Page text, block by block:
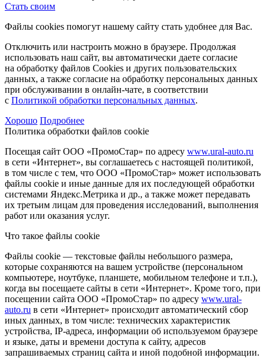
Стать своим
Файлы cookies помогут нашему сайту стать удобнее для Вас.
Отключить или настроить можно в браузере. Продолжая
использовать наш сайт, вы автоматически даете согласие
на обработку файлов Cookies и других пользовательских
данных, а также согласие на обработку персональных данных
при обслуживании в онлайн-чате, в соответствии
с Политикой обработки персональных данных.
Хорошо Подробнее
Политика обработки файлов cookie
Посещая сайт ООО «ПромоСтар» по адресу www.ural-auto.ru
в сети «Интернет», вы соглашаетесь с настоящей политикой,
в том числе с тем, что ООО «ПромоСтар» может использовать
файлы cookie и иные данные для их последующей обработки
системами Яндекс.Метрика и др., а также может передавать
их третьим лицам для проведения исследований, выполнения
работ или оказания услуг.
Что такое файлы cookie
Файлы cookie — текстовые файлы небольшого размера,
которые сохраняются на вашем устройстве (персональном
компьютере, ноутбуке, планшете, мобильном телефоне и т.п.),
когда вы посещаете сайты в сети «Интернет». Кроме того, при
посещении сайта ООО «ПромоСтар» по адресу www.ural-
auto.ru в сети «Интернет» происходит автоматический сбор
иных данных, в том числе: технических характеристик
устройства, IP-адреса, информации об используемом браузере
и языке, даты и времени доступа к сайту, адресов
запрашиваемых страниц сайта и иной подобной информации.